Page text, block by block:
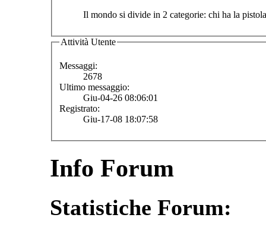
Il mondo si divide in 2 categorie: chi ha la
Attività Utente
Messaggi:
2678
Ultimo messaggio:
Giu-04-26 08:06:01
Registrato:
Giu-17-08 18:07:58
Info Forum
Statistiche Forum: